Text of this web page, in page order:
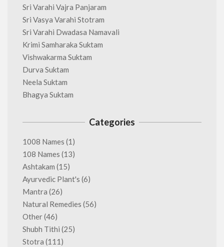
Sri Varahi Vajra Panjaram
Sri Vasya Varahi Stotram
Sri Varahi Dwadasa Namavali
Krimi Samharaka Suktam
Vishwakarma Suktam
Durva Suktam
Neela Suktam
Bhagya Suktam
Categories
1008 Names (1)
108 Names (13)
Ashtakam (15)
Ayurvedic Plant's (6)
Mantra (26)
Natural Remedies (56)
Other(46)
Shubh Tithi (25)
Stotra (111)